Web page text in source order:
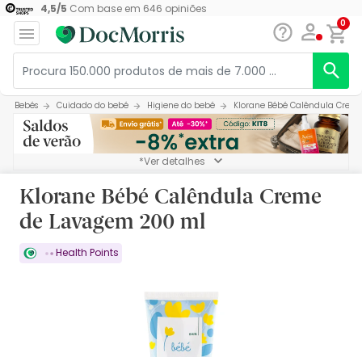
4,5/5 Com base em 646 opiniões
0
Bebés Cuidado do bebé Higiene do bebé Klorane Bébé Calêndula
*Ver detalhes
Klorane Bébé Calêndula Creme
de Lavagem 200 ml
Health Points